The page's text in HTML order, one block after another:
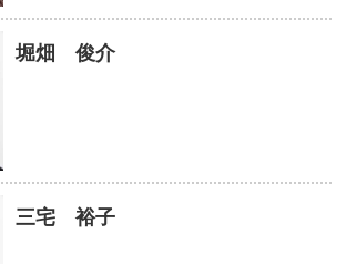
堀畑 俊介
三宅 裕子